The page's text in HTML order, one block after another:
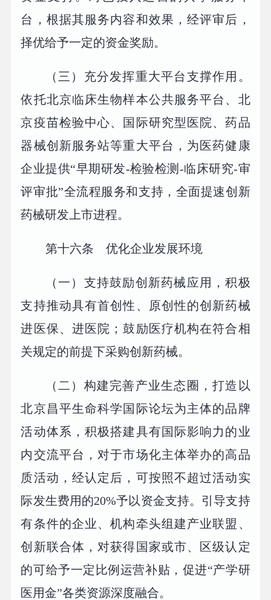
台，根据其服务内容和效果，经评审后，
择优给予一定的资金奖励。
（三）充分发挥重大平台支撑作用。
依托北京临床生物样本公共服务平台、北
京疫苗检验中心、国际研究型医院、药品
器械创新服务站等重大平台，为医药健康
企业提供“早期研发-检验检测-临床研究-审
评审批”全流程服务和支持，全面提速创新
药械研发上市进程。
第十六条 优化企业发展环境
（一）支持鼓励创新药械应用，积极
支持推动具有首创性、原创性的创新药械
进医保、进医院；鼓励医疗机构在符合相
关规定的前提下采购创新药械。
（二）构建完善产业生态圈，打造以
北京昌平生命科学国际论坛为主体的品牌
活动体系，积极搭建具有国际影响力的业
内交流平台，对于市场化主体举办的高品
质活动，经认定后，可按照不超过活动实
际发生费用的20%予以资金支持。引导支持
有条件的企业、机构牵头组建产业联盟、
创新联合体，对获得国家或市、区级认定
的可给予一定比例运营补贴，促进“产学研
医用金”各类资源深度融合。